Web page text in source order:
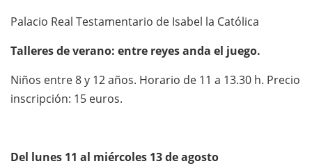
Palacio Real Testamentario de Isabel la Católica
Talleres de verano: entre reyes anda el juego.
Niños entre 8 y 12 años. Horario de 11 a 13.30 h. Precio
inscripción: 15 euros.
Del lunes 11 al miércoles 13 de agosto